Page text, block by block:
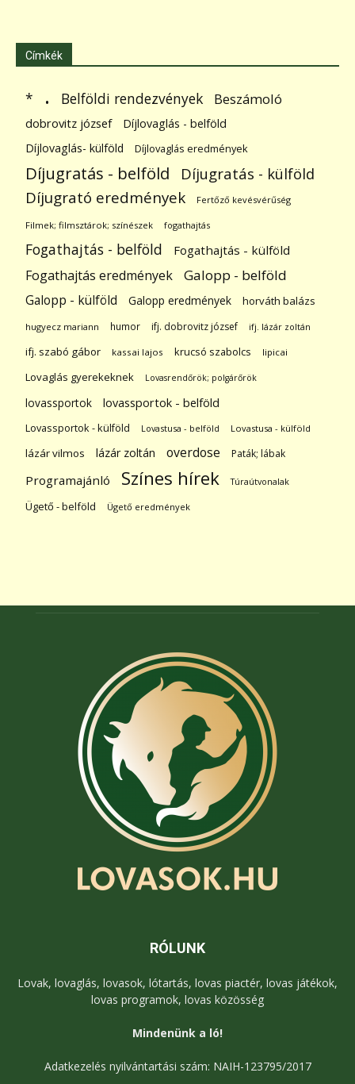
Címkék
* . Belföldi rendezvények Beszámoló
dobrovitz józsef
Díjlovaglás - belföld
Díjlovaglás- külföld
Díjlovaglás eredmények
Díjugratás - belföld Díjugratás - külföld
Díjugrató eredmények Fertőző kevésvérűség
Filmek; filmsztárok; színészek fogathajtás
Fogathajtás - belföld Fogathajtás - külföld
Fogathajtás eredmények Galopp - belföld
Galopp - külföld Galopp eredmények horváth balázs
hugyecz mariann humor ifj. dobrovitz józsef ifj. lázár zoltán
ifj. szabó gábor kassai lajos krucsó szabolcs lipicai
Lovaglás gyerekeknek Lovasrendőrök; polgárőrök
lovassportok lovassportok - belföld
Lovassportok - külföld Lovastusa - belföld Lovastusa - külföld
lázár vilmos lázár zoltán overdose Paták; lábak
Programajánló Színes hírek Túraútvonalak
Ügető - belföld Ügető eredmények
RÓLUNK
Lovak, lovaglás, lovasok, lótartás, lovas piactér, lovas játékok,
lovas programok, lovas közösség
Mindenünk a ló!
Adatkezelés nyilvántartási szám: NAIH-123795/2017